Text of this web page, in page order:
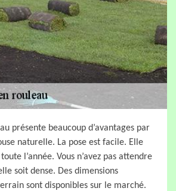
présente beaucoup d’avantages par
naturelle. La pose est facile. Elle
l’année. Vous n’avez pas attendre
soit dense. Des dimensions
sont disponibles sur le marché.